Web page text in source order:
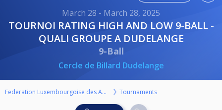
March 28 - March 28, 2025
TOURNOI RATING HIGH AND LOW 9-BALL -
QUALI GROUPE A DUDELANGE
9-Ball
Cercle de Billard Dudelange
Federation Luxembourgoise des Amateurs de Billard ASBL Tournaments